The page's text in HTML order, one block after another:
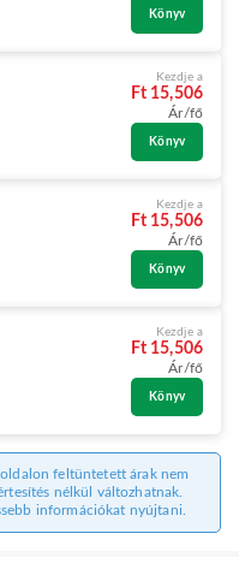
Könyv
Kezdje a
Ft 15,506
Ár/fő
Könyv
Kezdje a
Ft 15,506
Ár/fő
Könyv
Kezdje a
Ft 15,506
Ár/fő
Könyv
feltüntetett árak nem
nélkül változhatnak.
információkat nyújtani.